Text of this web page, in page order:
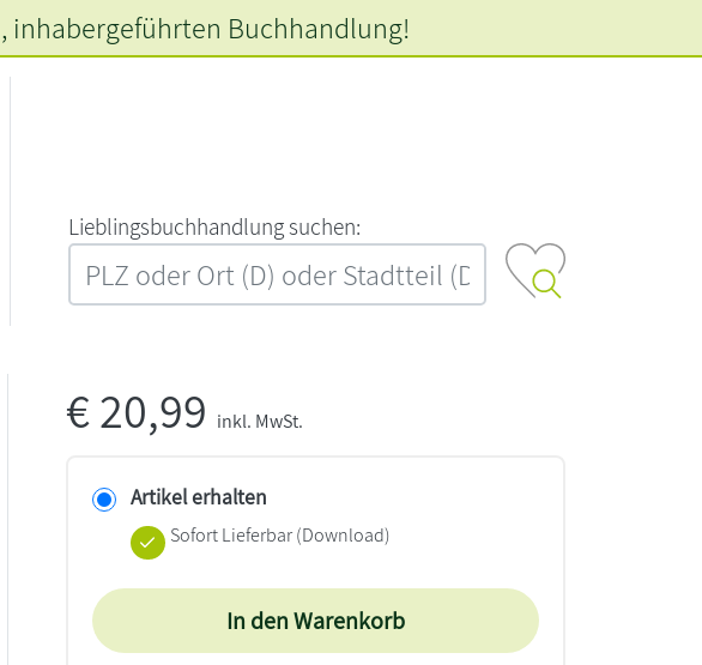
L‍i‍e‍b‍l‍i‍n‍g‍s‍b‍u‍c‍h‍h‍a‍n‍d‍l‍u‍n‍g‍ ‍s‍u‍c‍h‍e‍n‍:‍
, inhabergeführten Buchhandlung!
€20,99 inkl. MwSt.
Artikel erhalten
Sofort Lieferbar (Download)
In den Warenkorb